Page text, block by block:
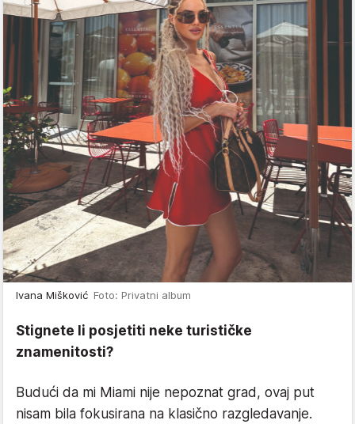
Ivana Mišković Foto: Privatni album
Stignete li posjetiti neke turističke
znamenitosti?
Budući da mi Miami nije nepoznat grad, ovaj put
nisam bila fokusirana na klasično razgledavanje.